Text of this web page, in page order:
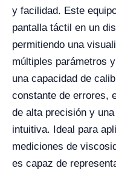
y facilidad. Este
pantalla táctil en un
permitiendo una
múltiples parámetros
una capacidad de
constante de errores,
de alta precisión y
intuitiva. Ideal para
mediciones de
es capaz de